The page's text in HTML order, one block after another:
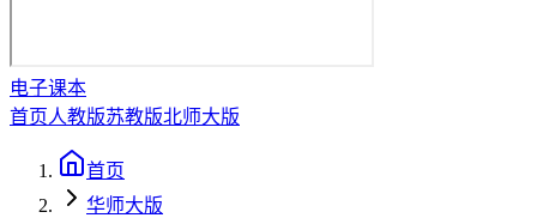
电子课本
首页人教版苏教版北师大版
首页
华师大版